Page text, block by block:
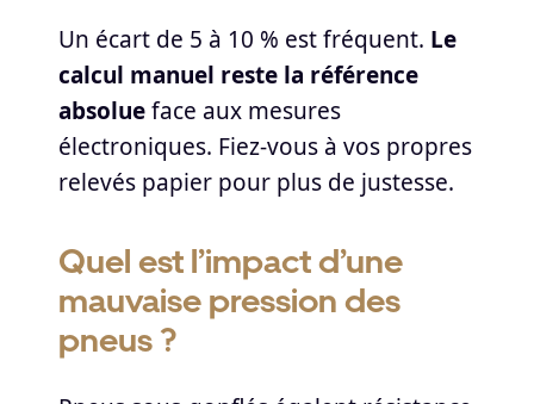
Un écart de 5 à 10 % est fréquent. Le
calcul manuel reste la référence
absolueface aux mesures
électroniques. Fiez-vous à vos propres
relevés papier pour plus de justesse.
Quel est l’impact d’une
mauvaise pression des
pneus ?